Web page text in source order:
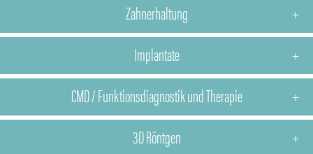
Zahnerhaltung
Implantate
CMD / Funktionsdiagnostik und Therapie
3D Röntgen